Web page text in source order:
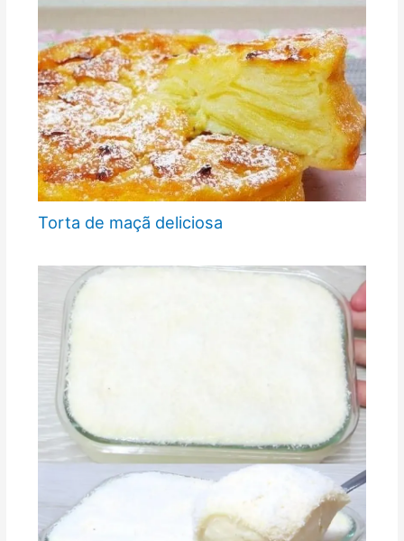
Torta de maçã deliciosa